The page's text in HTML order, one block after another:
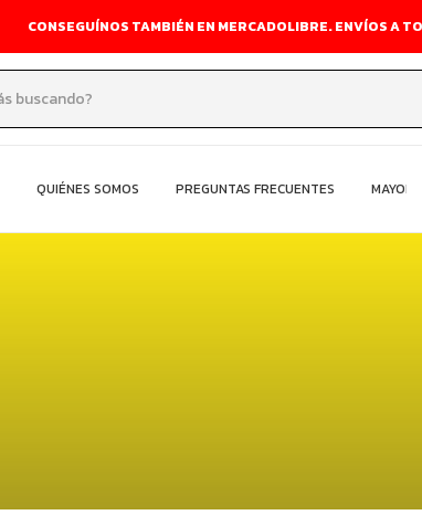
CONSEGUÍNOS TAMBIÉN EN MERCADOLIBRE. ENVÍOS A
QUIÉNES SOMOS PREGUNTAS FRECUENTES